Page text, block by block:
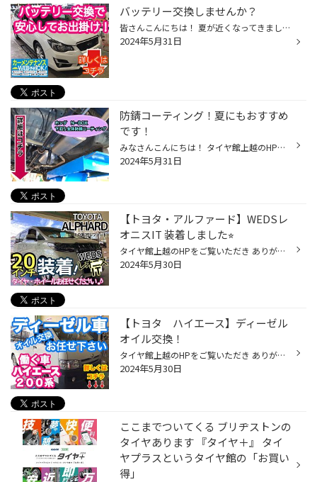
バッテリー交換しませんか？
皆さんこんにちは！ 夏が近くなってきました エアコンつけていらっしゃる方も多いのでは？ エアコンはバッテリーの大きな負担につながります！ お出かけ先でのトラブルを防ぐ為に バッテリーの点検はしてますか？ 本日は【スバル インプレッサ】の バッテリー交換のご紹介です！ お車を購入してから...
2024年5月31日
防錆コーティング！夏にもおすすめ
です！
みなさんこんにちは！ タイヤ館上越のHPご覧頂き ありがとうございます！ 突然ですが車の下回りは 錆びたりしていませんか？ 錆びるのを防ぐために防錆コーティング オススメです！！ 今回はホンダ N−BOXの下回り防錆コーティングを ご紹介します！！ ピットに上げました！！ 車の下回りは塩害や小...
2024年5月31日
【トヨタ・アルファード】WEDSレ
オニスIT 装着しました⭐︎
タイヤ館上越のHPをご覧いただき ありがとうございます！！ 本日はグループ店の作業事例の紹介です！ 今回のお車は人気のミニバン！ トヨタ 30系アルファード へのタイヤ・ホイールお取り付けご紹介です♫ 是非参考にして下さいm(_ _)m 今履いて純正のタイヤやホイール側の傷が多くなってきた為、 パ...
2024年5月30日
【トヨタ ハイエース】ディーゼル
オイル交換！
タイヤ館上越のHPをご覧いただき ありがとうございます！ 本日は働く車【ハイエース ２００系】 エンジンオイル・エレメント交換のご紹介です。 助手席のシートを上げます。 下からエンジンオイルを抜きます。 ディーゼル車なので オイルは真っ黒になっています。 下からオイルを抜いている間に オ...
2024年5月30日
ここまでついてくる ブリヂストンの
タイヤあります 『タイヤ＋』 タイ
ヤプラスというタイヤ館の「お買い
得」